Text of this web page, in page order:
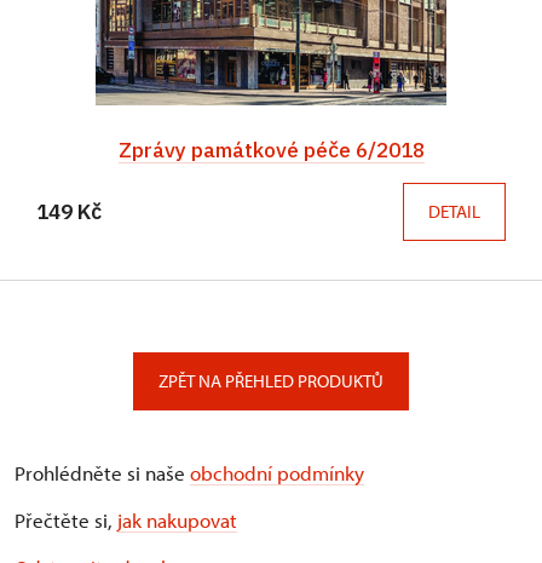
Zprávy památkové péče 6/2018
149 Kč DETAIL
ZPĚT NA PŘEHLED PRODUKTŮ
Prohlédněte si naše obchodní podmínky
Přečtěte si, jak nakupovat